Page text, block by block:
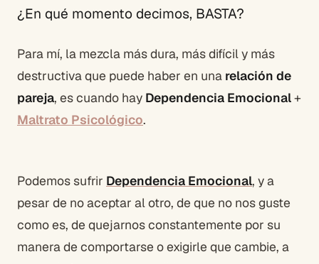
¿En qué momento decimos, BASTA?
Para mí, la mezcla más dura, más difícil y más
destructiva que puede haber en una relación de
pareja, es cuando hay Dependencia Emocional+
Maltrato Psicológico.
Podemos sufrir Dependencia Emocional, y a
pesar de no aceptar al otro, de que no nos guste
como es, de quejarnos constantemente por su
manera de comportarse o exigirle que cambie, a